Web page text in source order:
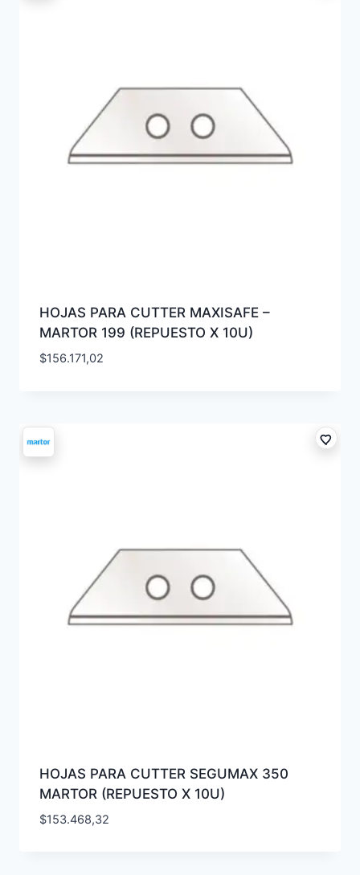
HOJAS PARA CUTTER MAXISAFE –
MARTOR 199 (REPUESTO X 10U)
$156.171,02
HOJAS PARA CUTTER SEGUMAX 350
MARTOR (REPUESTO X 10U)
$153.468,32